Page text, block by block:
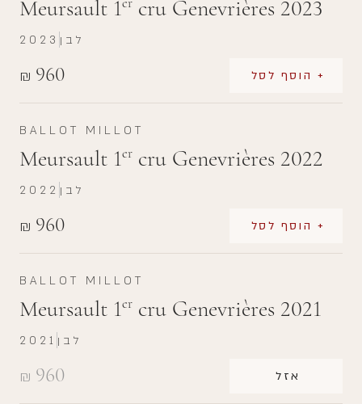
Meursault 1 cru Genevrières 2023
₪ 960 + הוסף לסל
2023 לבן
BALLOT MILLOT
Meursault 1er cru Genevrières 2022
₪ 960 + הוסף לסל
2022 לבן
BALLOT MILLOT
Meursault 1er cru Genevrières 2021
₪ 960 אזל
2021 לבן